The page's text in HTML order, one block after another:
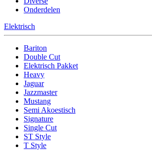
Onderdelen
Elektrisch
Bariton
Double Cut
Elektrisch Pakket
Heavy
Jaguar
Jazzmaster
Mustang
Semi Akoestisch
Signature
Single Cut
ST Style
T Style